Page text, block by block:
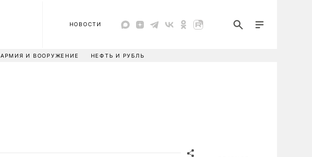
НОВОСТИ
АРМИЯ И ВООРУЖЕНИЕ НЕФТЬ И РУБЛЬ